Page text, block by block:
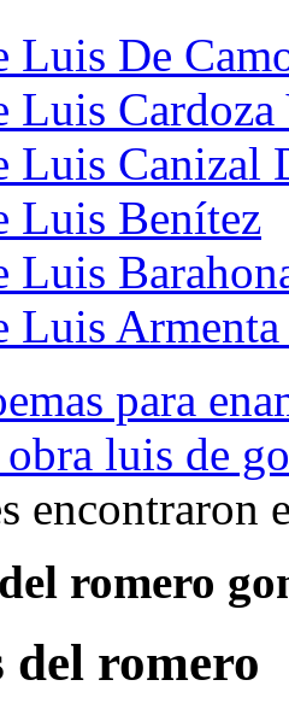
Luis De
Luis
Luis Canizal
Luis Benítez
Luis
Luis
para
luis de
encontraron
romero
del romero